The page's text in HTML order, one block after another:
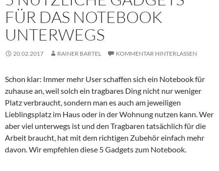
FÜR DAS NOTEBOOK
UNTERWEGS
20.02.2017 RAINER BARTEL KOMMENTAR HINTERLASSEN
Schon klar: Immer mehr User schaffen sich ein Notebook für
zuhause an, weil solch ein tragbares Ding nicht nur weniger
Platz verbraucht, sondern man es auch am jeweiligen
Lieblingsplatz im Haus oder in der Wohnung nutzen kann. Wer
aber viel unterwegs ist und den Tragbaren tatsächlich für die
Arbeit braucht, hat mit dem richtigen Zubehör einfach mehr
davon. Wir empfehlen diese 5 Gadgets zum Notebook.